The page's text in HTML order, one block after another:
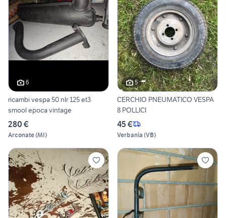
6
ricambi vespa 50 nlr 125 et3
smool epoca vintage
280 €
Arconate(MI)
5
CERCHIO PNEUMATICO VESPA
8 POLLICI
45 €
Verbania (VB)